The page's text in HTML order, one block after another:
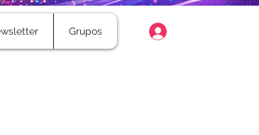
Grupos